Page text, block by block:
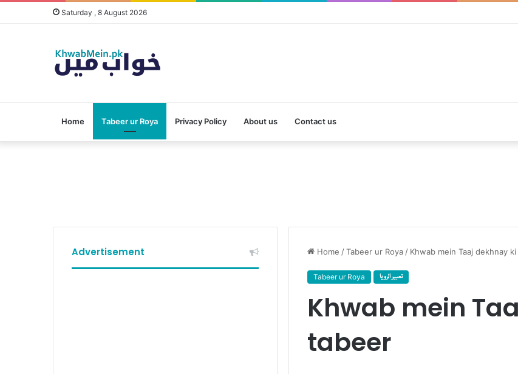
Saturday , 8 August 2026
Home Tabeer ur Roya Privacy Policy About us Contact us
Home /Tabeer ur Roya / Khwab mein Taaj dekhnay
Tabeer ur Roya تعبیر الرویا
Khwab mein
tabeer
Advertisement